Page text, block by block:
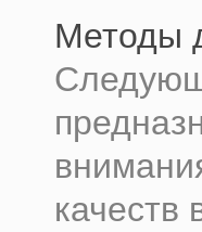
Методы
качеств